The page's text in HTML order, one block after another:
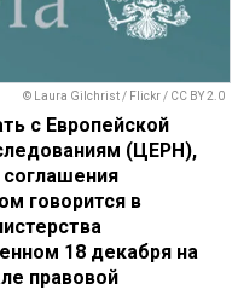
© Laura Gilchrist / Flickr / CC BY 2.0
с Европейской
(ЦЕРН),
говорится в
18 декабря на
правовой